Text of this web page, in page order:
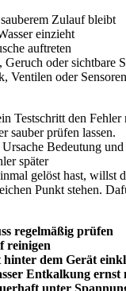
Zulauf bleibt
einzieht
auftreten
oder sichtbare
Ventilen oder
Testschritt den
sauber prüfen lassen.
Bedeutung
später
gelöst hast, willst
Punkt stehen.
regelmäßig prüfen
reinigen
dem Gerät
Entkalkung ernst
unter